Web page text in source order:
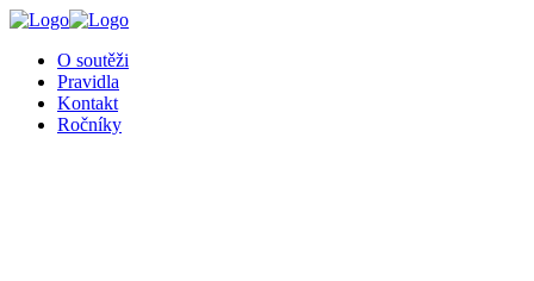
O soutěži
Pravidla
Kontakt
Ročníky